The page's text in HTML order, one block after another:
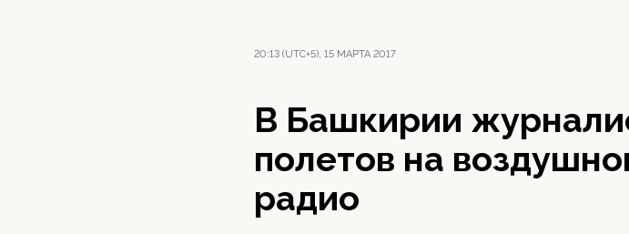
20:13 (UTC+5), 15 МАРТА 2017
В Башкирии
полетов на
радио